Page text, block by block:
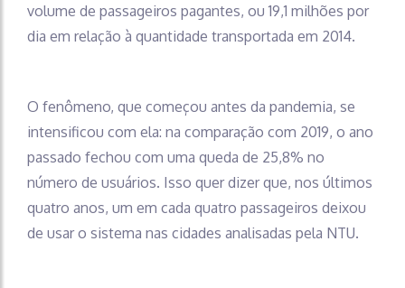
volume de passageiros pagantes, ou 19,1 milhões por
dia em relação à quantidade transportada em 2014.
O fenômeno, que começou antes da pandemia, se
intensificou com ela: na comparação com 2019, o ano
passado fechou com uma queda de 25,8% no
número de usuários. Isso quer dizer que, nos últimos
quatro anos, um em cada quatro passageiros deixou
de usar o sistema nas cidades analisadas pela NTU.